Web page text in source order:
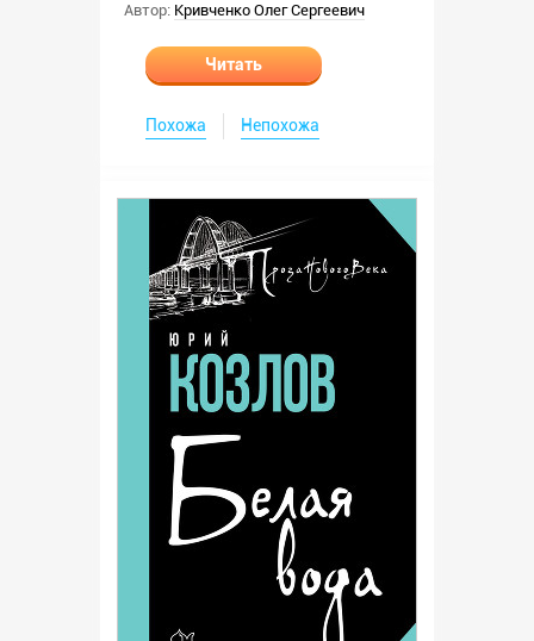
Автор: Кривченко Олег Сергеевич
Читать
Похожа Непохожа